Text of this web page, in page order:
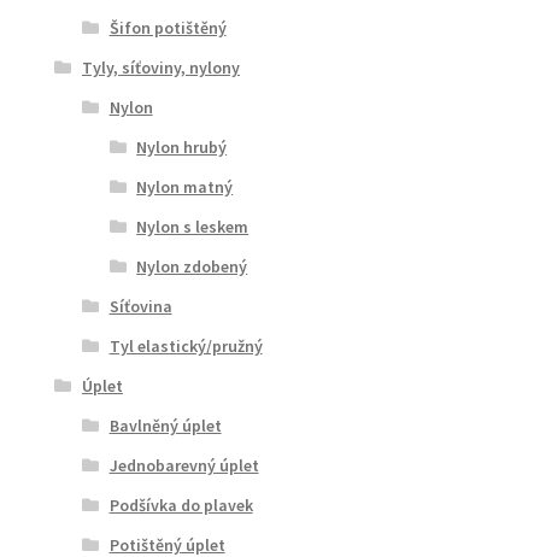
Šifon potištěný
Tyly, síťoviny, nylony
Nylon
Nylon hrubý
Nylon matný
Nylon s leskem
Nylon zdobený
Síťovina
Tyl elastický/pružný
Úplet
Bavlněný úplet
Jednobarevný úplet
Podšívka do plavek
Potištěný úplet